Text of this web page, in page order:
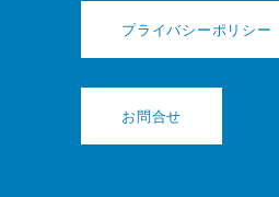
プライバシーポリシー
お問合せ